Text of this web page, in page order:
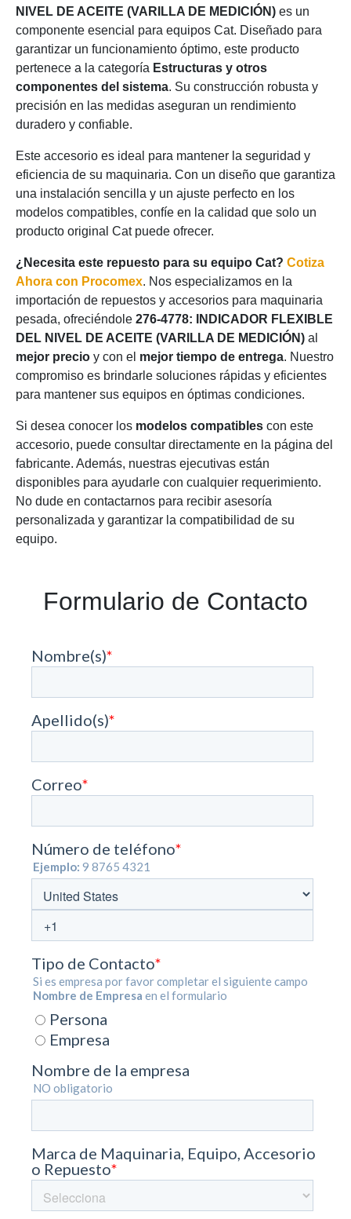
NIVEL DE ACEITE (VARILLA DE MEDICIÓN) es un
componente esencial para equipos Cat. Diseñado para
garantizar un funcionamiento óptimo, este producto
pertenece a la categoría Estructuras y otros
componentes del sistema. Su construcción robusta y
precisión en las medidas aseguran un rendimiento
duradero y confiable.
Este accesorio es ideal para mantener la seguridad y
eficiencia de su maquinaria. Con un diseño que garantiza
una instalación sencilla y un ajuste perfecto en los
modelos compatibles, confíe en la calidad que solo un
producto original Cat puede ofrecer.
¿Necesita este repuesto para su equipo Cat? Cotiza
Ahora con Procomex. Nos especializamos en la
importación de repuestos y accesorios para maquinaria
pesada, ofreciéndole 276-4778: INDICADOR FLEXIBLE
DEL NIVEL DE ACEITE (VARILLA DE MEDICIÓN) al
mejor precio y con el mejor tiempo de entrega. Nuestro
compromiso es brindarle soluciones rápidas y eficientes
para mantener sus equipos en óptimas condiciones.
Si desea conocer los modelos compatibles con este
accesorio, puede consultar directamente en la página del
fabricante. Además, nuestras ejecutivas están
disponibles para ayudarle con cualquier requerimiento.
No dude en contactarnos para recibir asesoría
personalizada y garantizar la compatibilidad de su
equipo.
Formulario de Contacto